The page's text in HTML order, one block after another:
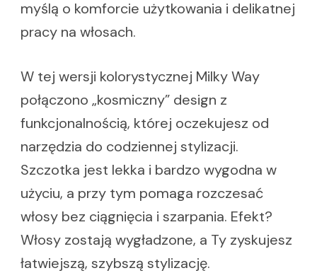
myślą o komforcie użytkowania i delikatnej
pracy na włosach.
W tej wersji kolorystycznej Milky Way
połączono „kosmiczny” design z
funkcjonalnością, której oczekujesz od
narzędzia do codziennej stylizacji.
Szczotka jest lekka i bardzo wygodna w
użyciu, a przy tym pomaga rozczesać
włosy bez ciągnięcia i szarpania. Efekt?
Włosy zostają wygładzone, a Ty zyskujesz
łatwiejszą, szybszą stylizację.